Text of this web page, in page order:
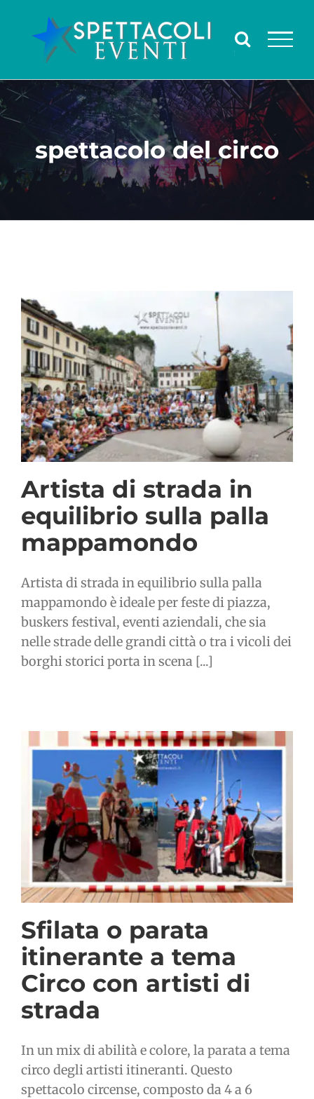
contenuto
spettacolo del circo
Artista di strada in
equilibrio sulla palla
mappamondo
Artista di strada in equilibrio sulla palla
mappamondo è ideale per feste di piazza,
buskers festival, eventi aziendali, che sia
nelle strade delle grandi città o tra i vicoli dei
borghi storici porta in scena [...]
Sfilata o parata
itinerante a tema
Circo con artisti di
strada
In un mix di abilità e colore, la parata a tema
circo degli artisti itineranti. Questo
spettacolo circense, composto da 4 a 6